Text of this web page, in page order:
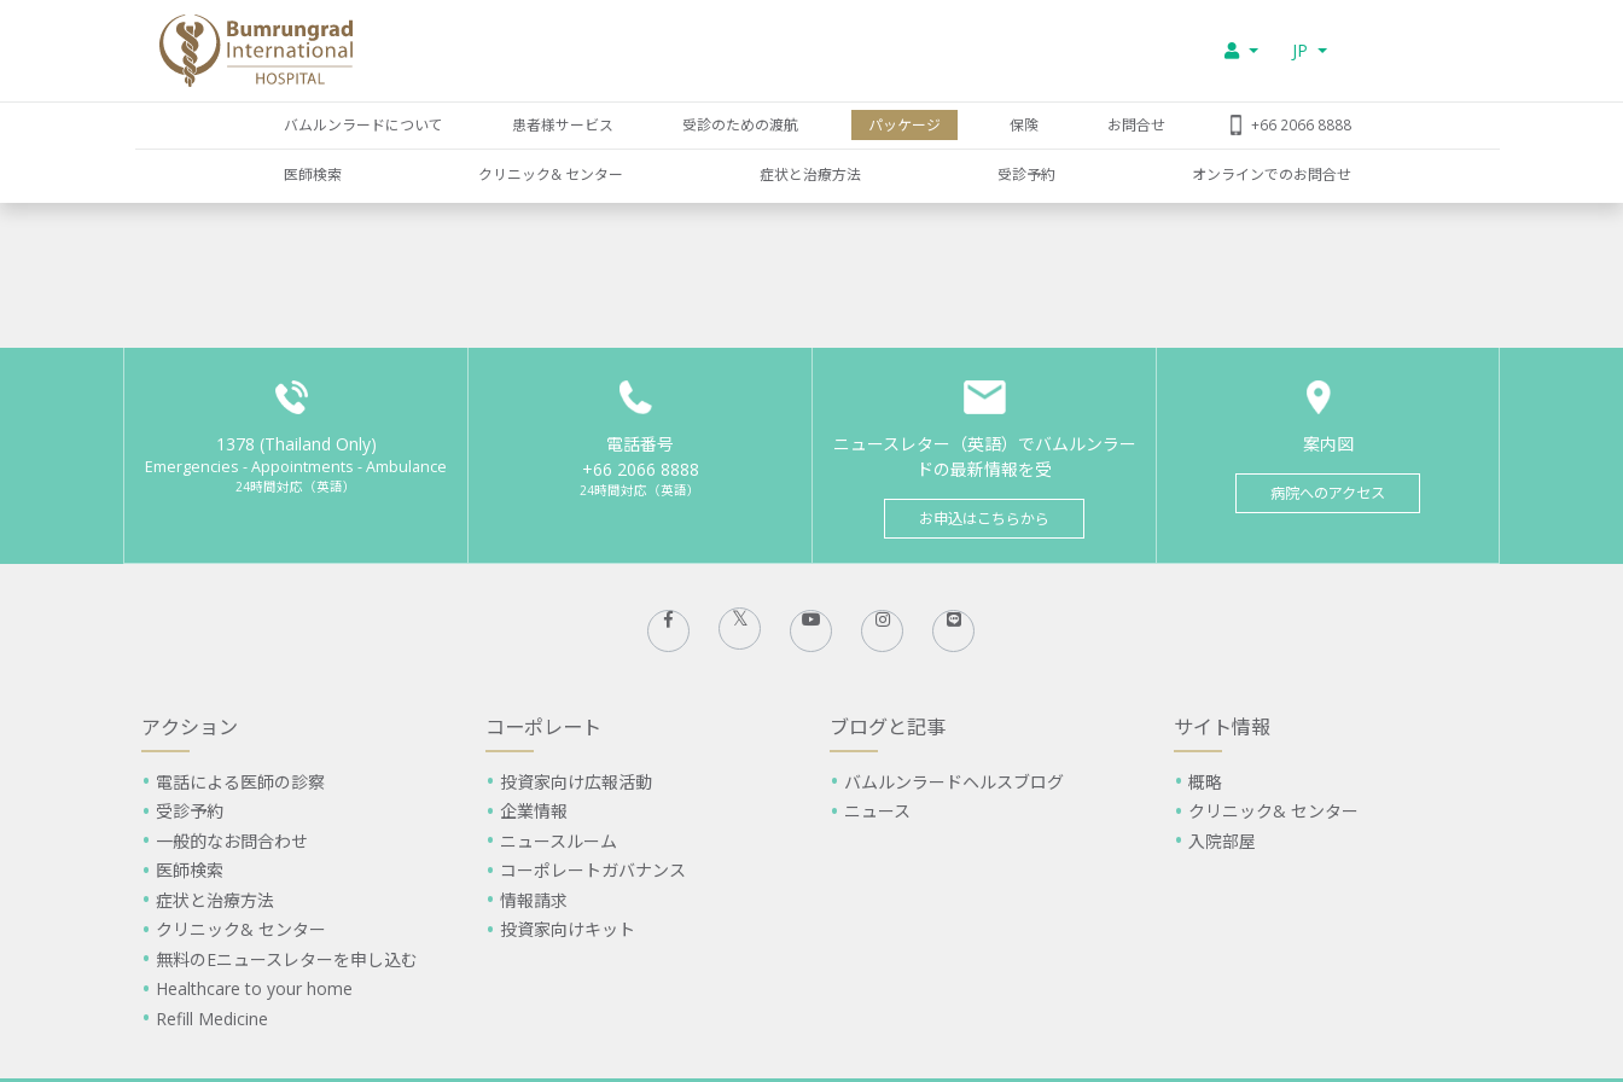
JP
バムルンラードについて 患者様サービス 受診のための渡航 パッケージ 保険 お問合せ +66 2066 8888
医師検索 クリニック& センター 症状と治療方法 受診予約 オンラインでのお問合せ
1378 (Thailand Only)
Emergencies - Appointments - Ambulance
24時間対応（英語）
電話番号
+66 2066 8888
24時間対応（英語）
ニュースレター（英語）でバムルンラー
ドの最新情報を受
お申込はこちらから
案内図
病院へのアクセス
アクション
電話による医師の診察
受診予約
一般的なお問合わせ
医師検索
症状と治療方法
クリニック& センター
無料のEニュースレターを申し込む
Healthcare to your home
Refill Medicine
コーポレート
投資家向け広報活動
企業情報
ニュースルーム
コーポレートガバナンス
情報請求
投資家向けキット
ブログと記事
バムルンラードヘルスブログ
ニュース
サイト情報
概略
クリニック& センター
入院部屋